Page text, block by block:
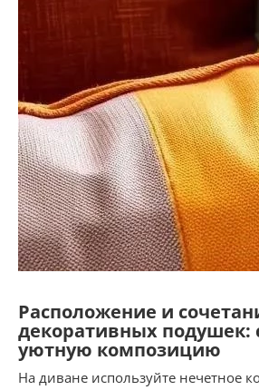
Расположение и
декоративных подушек:
уютную композицию
На диване используйте нечетное